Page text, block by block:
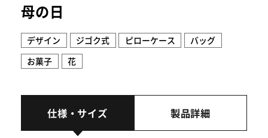
母の日
デザイン ジゴク式 ピローケース
バッグ
お菓子
花
仕様・サイズ 製品詳細